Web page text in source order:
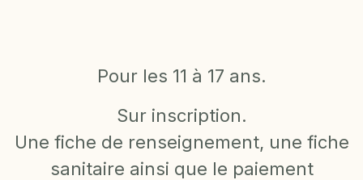
Pour les 11 à 17 ans.
Sur inscription.
Une fiche de renseignement, une fiche
sanitaire ainsi que le paiement